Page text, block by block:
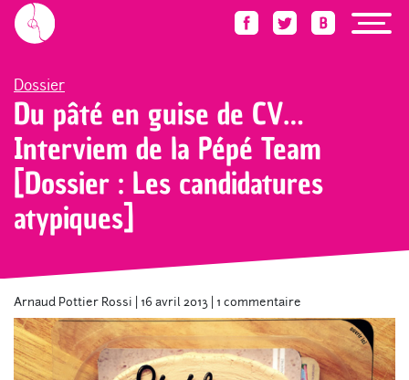
Dossier
Du pâté en guise de CV…
Interviem de la Pépé Team
[Dossier : Les candidatures
atypiques]
Arnaud Pottier Rossi 16 avril 2013 1 commentaire